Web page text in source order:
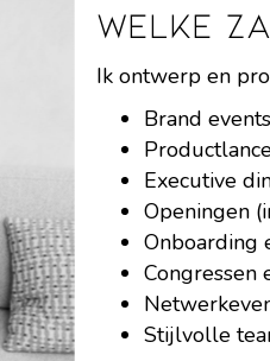
Welke
Ik ontwerp en
Brand
Executive
Openingen
Onboarding
Congressen
Stijlvolle